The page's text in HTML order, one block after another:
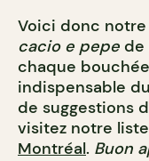
Voici donc
cacio e pepe de
chaque
indispensable
de suggestions
visitez notre
Montréal. Buon